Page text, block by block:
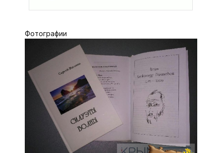
Фотографии